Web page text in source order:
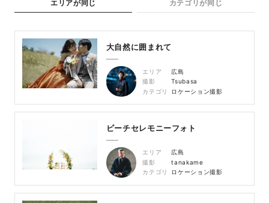
エリアが同じ カテゴリが同じ
大自然に囲まれて
エリア
広島
撮影
Tsubasa
カテゴリ
ロケーション撮影
ビーチセレモニーフォト
エリア
広島
撮影
tanakame
カテゴリ
ロケーション撮影